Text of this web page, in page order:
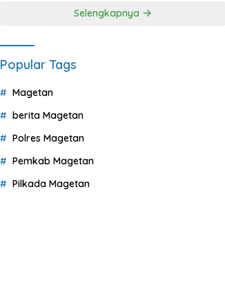
Selengkapnya
Popular Tags
Magetan
berita Magetan
Polres Magetan
Pemkab Magetan
Pilkada Magetan